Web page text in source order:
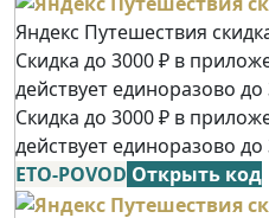
Яндекс Путешествия
Скидка до 3000 ₽ в
действует единоразово до
Скидка до 3000 ₽ в
действует единоразово до
ETO-POVOD Открыть код